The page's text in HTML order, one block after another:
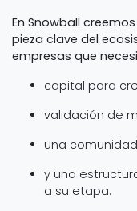
En Snowball
pieza clave del
empresas que
capital para
validación de
una
y una
a su etapa.